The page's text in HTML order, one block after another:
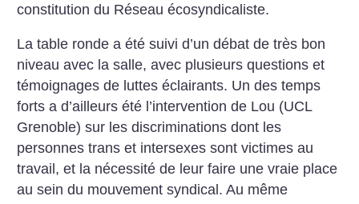
constitution du Réseau écosyndicaliste.
La table ronde a été suivi d’un débat de très bon
niveau avec la salle, avec plusieurs questions et
témoignages de luttes éclairants. Un des temps
forts a d’ailleurs été l’intervention de Lou (UCL
Grenoble) sur les discriminations dont les
personnes trans et intersexes sont victimes au
travail, et la nécessité de leur faire une vraie place
au sein du mouvement syndical. Au même